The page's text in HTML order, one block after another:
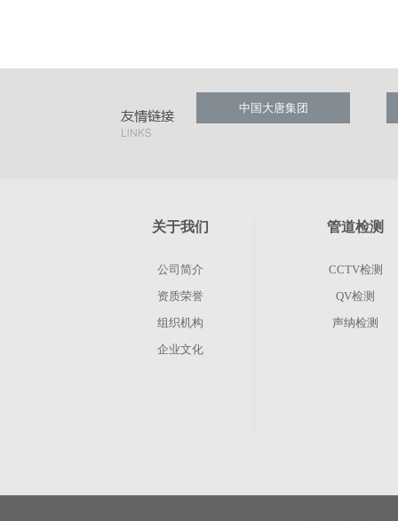
中国大唐集团
关于我们
公司简介
资质荣誉
组织机构
企业文化
管道检测
CCTV检测
QV检测
声纳检测